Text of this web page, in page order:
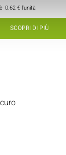
0.62 € l'unità
SCOPRI DI PIÙ